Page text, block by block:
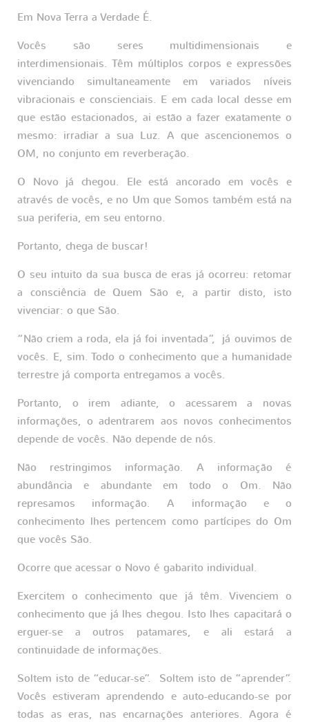
Em Nova Terra a Verdade É.
Vocês são seres multidimensionais e
interdimensionais. Têm múltiplos corpos e expressões
vivenciando simultaneamente em variados níveis
vibracionais e conscienciais. E em cada local desse em
que estão estacionados, ai estão a fazer exatamente o
mesmo: irradiar a sua Luz. A que ascencionemos o
OM, no conjunto em reverberação.
O Novo já chegou. Ele está ancorado em vocês e
através de vocês, e no Um que Somos também está na
sua periferia, em seu entorno.
Portanto, chega de buscar!
O seu intuito da sua busca de eras já ocorreu: retomar
a consciência de Quem São e, a partir disto, isto
vivenciar: o que São.
“Não criem a roda, ela já foi inventada”, já ouvimos de
vocês. E, sim. Todo o conhecimento que a humanidade
terrestre já comporta entregamos a vocês.
Portanto, o irem adiante, o acessarem a novas
informações, o adentrarem aos novos conhecimentos
depende de vocês. Não depende de nós.
Não restringimos informação. A informação é
abundância e abundante em todo o Om. Não
represamos informação. A informação e o
conhecimento lhes pertencem como partícipes do Om
que vocês São.
Ocorre que acessar o Novo é gabarito individual.
Exercitem o conhecimento que já têm. Vivenciem o
conhecimento que já lhes chegou. Isto lhes capacitará o
erguer-se a outros patamares, e ali estará a
continuidade de informações.
Soltem isto de “educar-se”. Soltem isto de “aprender”.
Vocês estiveram aprendendo e auto-educando-se por
todas as eras, nas encarnações anteriores. Agora é